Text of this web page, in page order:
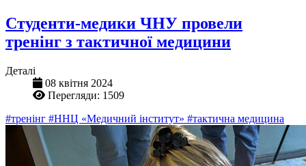
Студенти-медики ЧНУ провели
тренінг з тактичної медицини
Деталі
08 квітня 2024
Перегляди: 1509
#тренінг #ННЦ «Медичний інститут» #тактична медицина